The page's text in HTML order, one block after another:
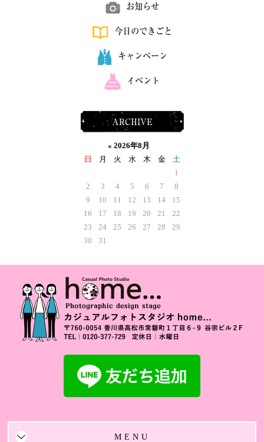
お知らせ
今日のできごと
キャンペーン
イベント
ARCHIVE
« 2026年8月
日
月 火 水 木 金
土
1
2
3 4 5 6 7
8
9
10 11 12 13 14
15
16
17 18 19 20 21
22
23
24 25 26 27 28
29
30
31
MENU